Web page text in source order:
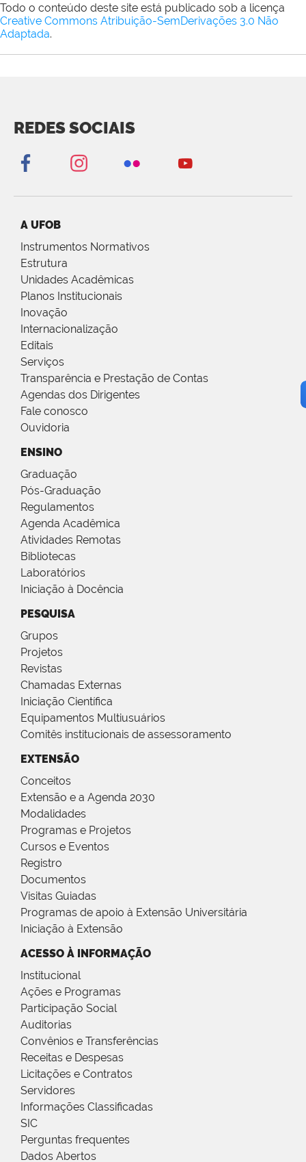
Todo o conteúdo deste site está publicado sob a licença
Creative Commons Atribuição-SemDerivações 3.0 Não
Adaptada.
REDES SOCIAIS
A UFOB
Instrumentos Normativos
Estrutura
Unidades Acadêmicas
Planos Institucionais
Inovação
Internacionalização
Editais
Serviços
Transparência e Prestação de Contas
Agendas dos Dirigentes
Fale conosco
Ouvidoria
ENSINO
Graduação
Pós-Graduação
Regulamentos
Agenda Acadêmica
Atividades Remotas
Bibliotecas
Laboratórios
Iniciação à Docência
PESQUISA
Grupos
Projetos
Revistas
Chamadas Externas
Iniciação Científica
Equipamentos Multiusuários
Comitês institucionais de assessoramento
EXTENSÃO
Conceitos
Extensão e a Agenda 2030
Modalidades
Programas e Projetos
Cursos e Eventos
Registro
Documentos
Visitas Guiadas
Programas de apoio à Extensão Universitária
Iniciação à Extensão
ACESSO À INFORMAÇÃO
Institucional
Ações e Programas
Participação Social
Auditorias
Convênios e Transferências
Receitas e Despesas
Licitações e Contratos
Servidores
Informações Classificadas
SIC
Perguntas frequentes
Dados Abertos